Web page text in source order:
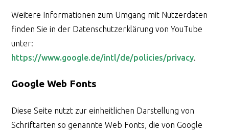
Weitere Informationen zum Umgang mit Nutzerdaten
finden Sie in der Datenschutzerklärung von YouTube
unter:
https://www.google.de/intl/de/policies/privacy
Google Web Fonts
Diese Seite nutzt zur einheitlichen Darstellung von
Schriftarten so genannte Web Fonts, die von Google